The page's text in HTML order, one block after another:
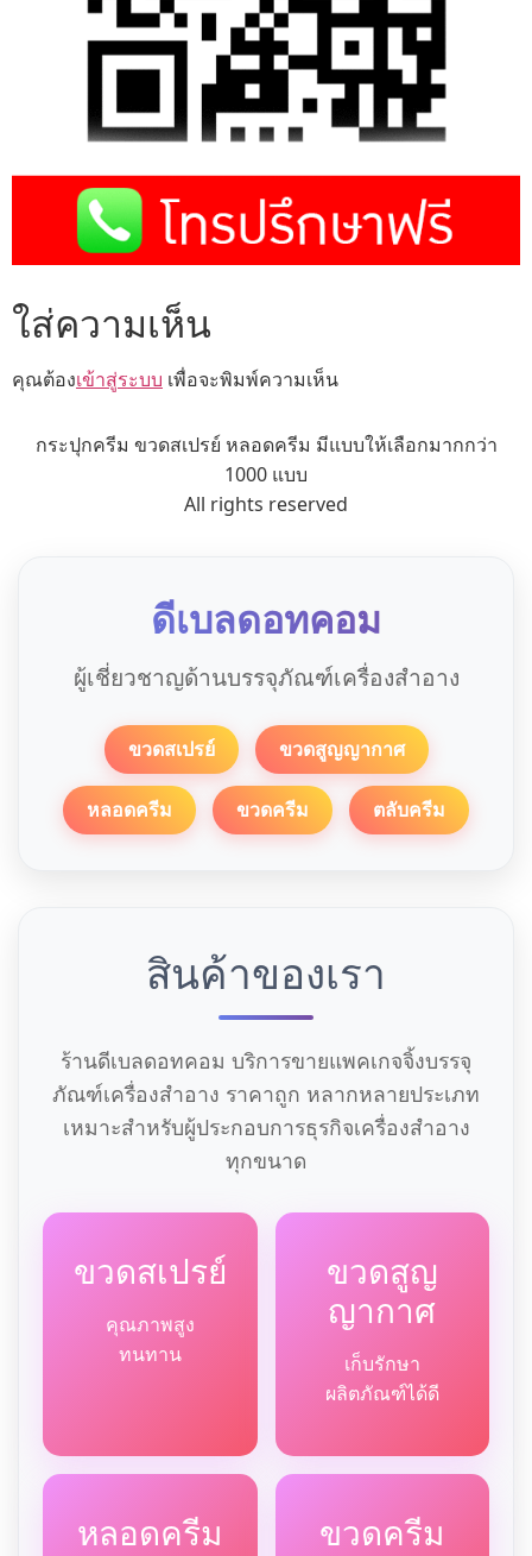
ใส่ความเห็น
คุณต้องเข้าสู่ระบบ เพื่อจะพิมพ์ความเห็น
กระปุกครีม ขวดสเปรย์ หลอดครีม มีแบบให้เลือกมากกว่า
1000 แบบ
All rights reserved
ดีเบลดอทคอม
ผู้เชี่ยวชาญด้านบรรจุภัณฑ์เครื่องสำอาง
ขวดสเปรย์ ขวดสูญญากาศ
หลอดครีม ขวดครีม ตลับครีม
สินค้าของเรา
ร้านดีเบลดอทคอม บริการขายแพคเกจจิ้งบรรจุ
ภัณฑ์เครื่องสำอาง ราคาถูก หลากหลายประเภท
เหมาะสำหรับผู้ประกอบการธุรกิจเครื่องสำอาง
ทุกขนาด
ขวดสเปรย์
คุณภาพสูง
ทนทาน
ขวดสูญ
ญากาศ
เก็บรักษา
ผลิตภัณฑ์ได้ดี
หลอดครีม ขวดครีม